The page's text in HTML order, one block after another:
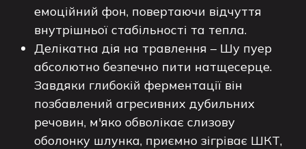
емоційний фон, повертаючи відчуття
внутрішньої стабільності та тепла.
Делікатна дія на травлення – Шу пуер
абсолютно безпечно пити натщесерце.
Завдяки глибокій ферментації він
позбавлений агресивних дубильних
речовин, м'яко обволікає слизову
оболонку шлунка, приємно зігріває ШКТ,